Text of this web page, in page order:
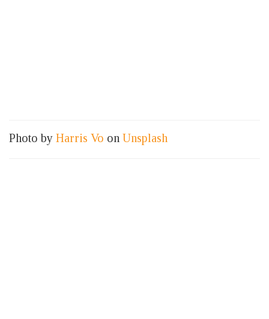
Photo by Harris Vo on Unsplash